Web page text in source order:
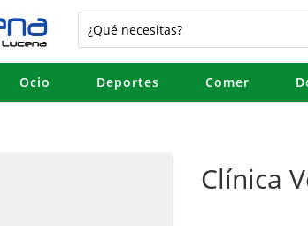
Ocio Deportes Comer
Clínica